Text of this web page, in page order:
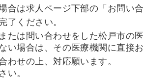
合は求人ページ下部の「お問い
了ください。
たは問い合わせをした松戸市の
場合は、その医療機関に直接
わせの上、対応願います。
い。